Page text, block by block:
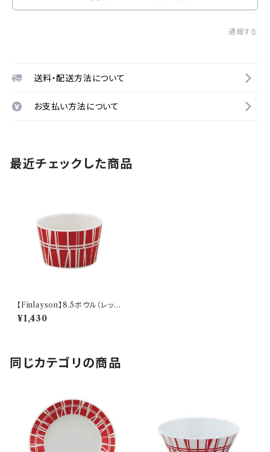
通報する
送料・配送方法について
お支払い方法について
最近チェックした商品
【Finlayson】8.5ボウル（レッ
ド）【コロナ】
¥1,430
同じカテゴリの商品